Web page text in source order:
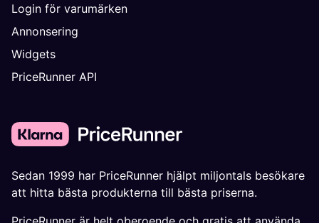
Login för varumärken
Annonsering
Widgets
PriceRunner API
Sedan 1999 har PriceRunner hjälpt miljontals besökare
att hitta bästa produkterna till bästa priserna.